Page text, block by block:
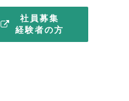
社員募集
経験者の方